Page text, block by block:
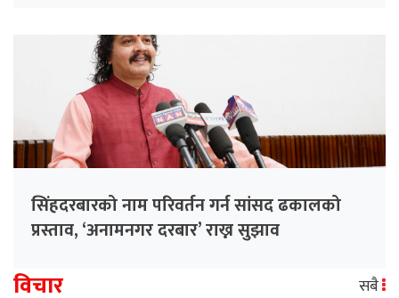
सिंहदरबारको नाम परिवर्तन गर्न सांसद ढकालको
प्रस्ताव, ‘अनामनगर दरबार’ राख्न सुझाव
विचार सबै